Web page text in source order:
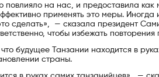
повлияло на нас, и предоставила
применять это меры. Иногда
сделать», — сказала президент
чтобы избежать повторения
будущее Танзании находится в
страны.